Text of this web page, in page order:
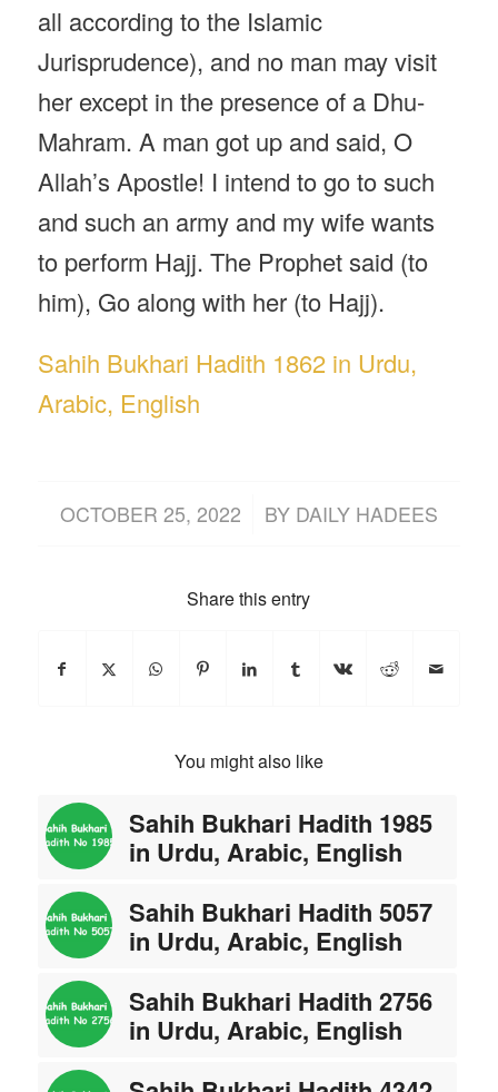
all according to the Islamic
Jurisprudence), and no man may visit
her except in the presence of a Dhu-
Mahram. A man got up and said, O
Allah’s Apostle! I intend to go to such
and such an army and my wife wants
to perform Hajj. The Prophet said (to
him), Go along with her (to Hajj).
Sahih Bukhari Hadith 1862 in Urdu,
Arabic, English
OCTOBER 25, 2022
/ BY DAILY HADEES
Share this entry
You might also like
Sahih Bukhari Hadith 1985
in Urdu, Arabic, English
Sahih Bukhari Hadith 5057
in Urdu, Arabic, English
Sahih Bukhari Hadith 2756
in Urdu, Arabic, English